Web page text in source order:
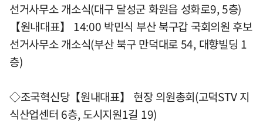
선거사무소 개소식(대구 달성군 화원읍 성화로9, 5층)
【원내대표】 14:00 박민식 부산 북구갑 국회의원 후보
선거사무소 개소식(부산 북구 만덕대로 54, 대향빌딩 1
층)
◇조국혁신당【원내대표】 현장 의원총회(고덕STV 지
식산업센터 6층, 도시지원1길 19)